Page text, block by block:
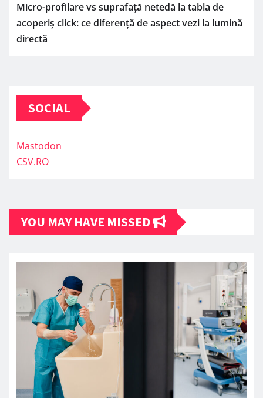
Micro-profilare vs suprafață netedă la tabla de
acoperiș click: ce diferență de aspect vezi la lumină
directă
SOCIAL
Mastodon
CSV.RO
YOU MAY HAVE MISSED